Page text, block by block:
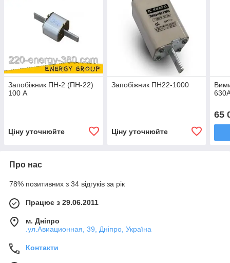
Запобіжник ПН-2 (ПН-22)
100 А
Ціну уточнюйте
Запобіжник ПН22-1000
Ціну уточнюйте
65
Про нас
78% позитивних з 34 відгуків за рік
Працює з 29.06.2011
м. Дніпро
.ул.Авиационная, 39, Дніпро, Україна
Контакти